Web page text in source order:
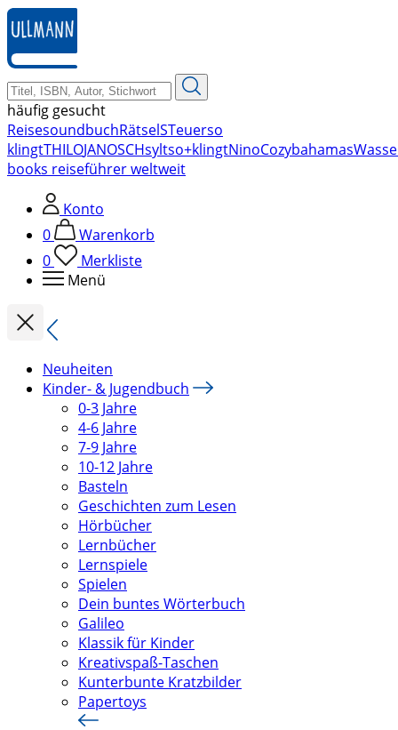
zum
Hauptinhalt
springen
häufig gesucht
ReisesoundbuchRätselSTeuerso
klingtTHILOJANOSCHsyltso+klingtNinoCozybahamas
books reiseführer weltweit
Konto
0
Warenkorb
0
Merkliste
Menü
Neuheiten
Kinder- & Jugendbuch
0-3 Jahre
4-6 Jahre
7-9 Jahre
10-12 Jahre
Basteln
Geschichten zum Lesen
Hörbücher
Lernbücher
Lernspiele
Spielen
Dein buntes Wörterbuch
Galileo
Klassik für Kinder
Kreativspaß-Taschen
Kunterbunte Kratzbilder
Papertoys